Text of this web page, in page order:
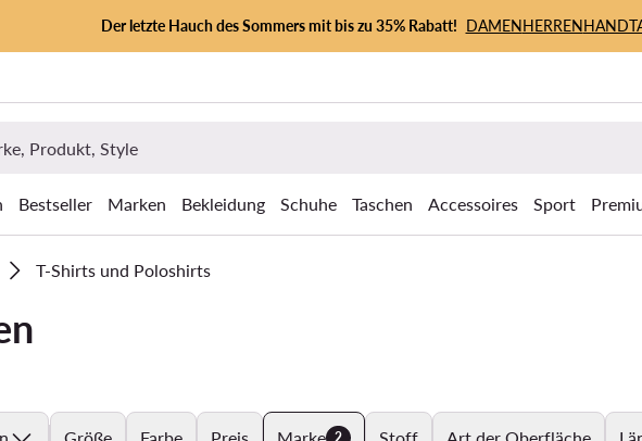
Der letzte Hauch des Sommers mit bis zu 35% Rabatt! DAMENHERREN
Bestseller Marken Bekleidung Schuhe Taschen Accessoires Sport
T-Shirts und Poloshirts
2